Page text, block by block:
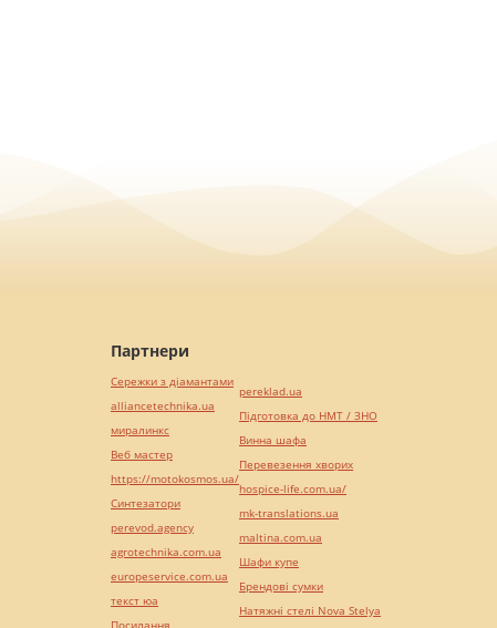
Партнери
Сережки з діамантами
alliancetechnika.ua
миралинкс
Веб мастер
https://motokosmos.ua/
Синтезатори
perevod.agency
agrotechnika.com.ua
europeservice.com.ua
текст юа
Посилання
pereklad.ua
Підготовка до НМТ / ЗНО
Винна шафа
Перевезення хворих
hospice-life.com.ua/
mk-translations.ua
maltina.com.ua
Шафи купе
Брендові сумки
Натяжні стелі Nova Stelya